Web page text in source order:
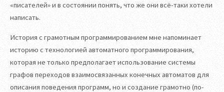
«писателей» и в состоянии понять, что же они всё-таки хотели
написать.
История с грамотным программированием мне напоминает
историю с технологией автоматного программирования,
которая не только предполагает использование системы
графов переходов взаимосвязанных конечных автоматов для
описания поведения программ, но и создание грамотно (по-